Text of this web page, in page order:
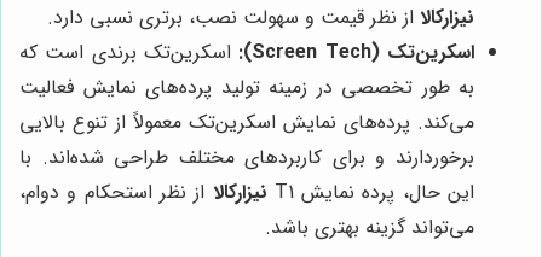
نیزارکالا از نظر قیمت و سهولت نصب، برتری نسبی دارد.
اسکرین‌تک (Screen Tech):
اسکرین‌تک برندی است که
به طور تخصصی در زمینه تولید پرده‌های نمایش فعالیت
می‌کند. پرده‌های نمایش اسکرین‌تک معمولاً از تنوع بالایی
برخوردارند و برای کاربردهای مختلف طراحی شده‌اند. با
این حال، پرده نمایش T1
نیزارکالا از نظر استحکام و دوام،
می‌تواند گزینه بهتری باشد.